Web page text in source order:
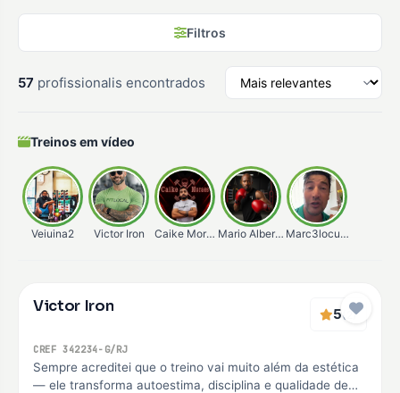
Filtros
57 profissionalis encontrados
Treinos em vídeo
Veiuina2 Victor Iron Caike MoraesMario Alberto Marc3locunha
Premium
Victor Iron 5(2)
CREF 342234-G/RJ
Sempre acreditei que o treino vai muito além da estética
— ele transforma autoestima, disciplina e qualidade de